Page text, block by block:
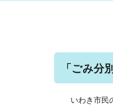
電子サービス
市議会
監査委員
「ごみ分
いわき市民